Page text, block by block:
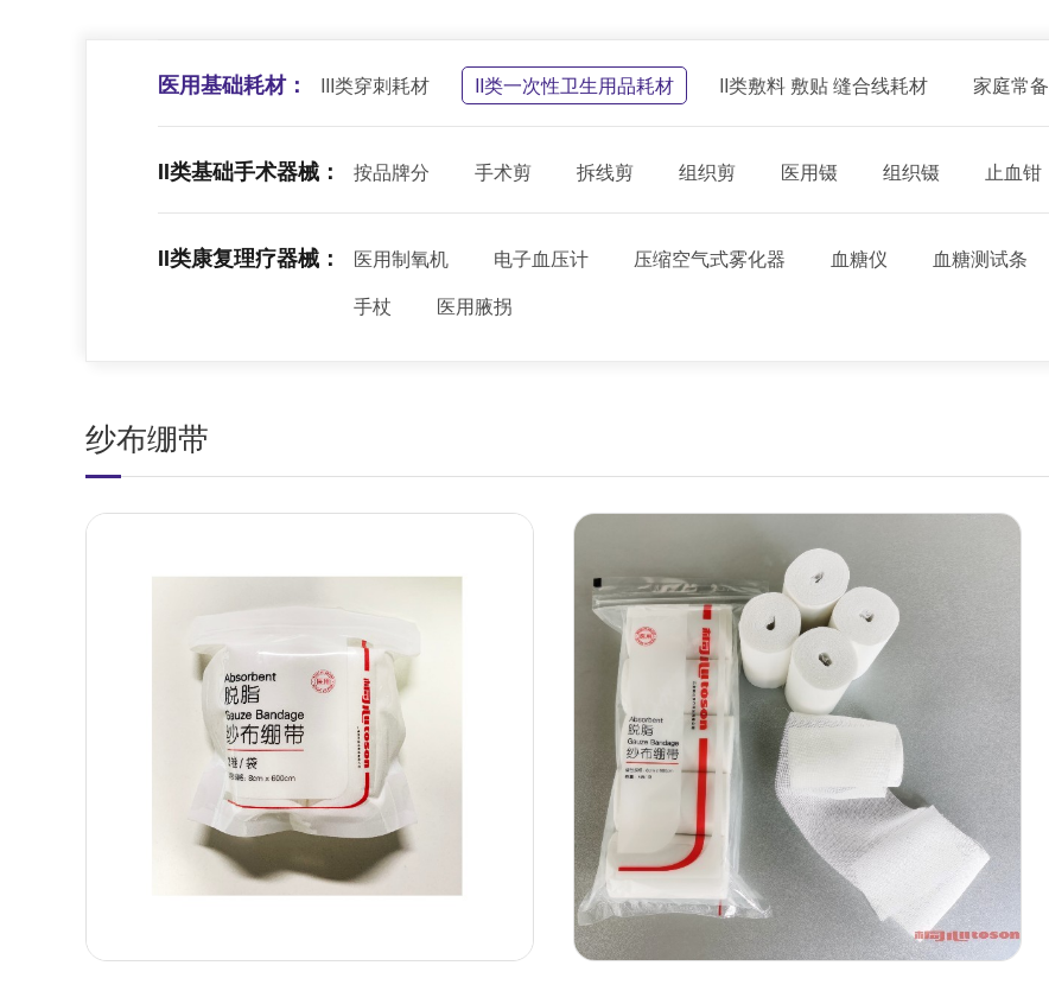
医用基础耗材： III类穿刺耗材 II类一次性卫生用品耗材 II类敷料 敷贴 缝合线耗材 家庭常备
II类基础手术器械： 按品牌分 手术剪 拆线剪 组织剪 医用镊 组织镊 止血钳
II类康复理疗器械： 医用制氧机 电子血压计 压缩空气式雾化器 血糖仪 血糖测试条
手杖
医用腋拐
纱布绷带